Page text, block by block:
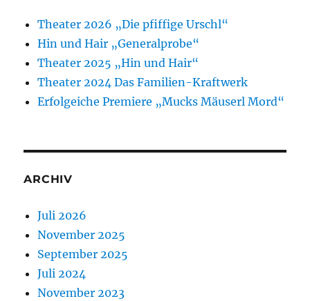
Theater 2026 „Die pfiffige Urschl“
Hin und Hair „Generalprobe“
Theater 2025 „Hin und Hair“
Theater 2024 Das Familien-Kraftwerk
Erfolgeiche Premiere „Mucks Mäuserl Mord“
ARCHIV
Juli 2026
November 2025
September 2025
Juli 2024
November 2023